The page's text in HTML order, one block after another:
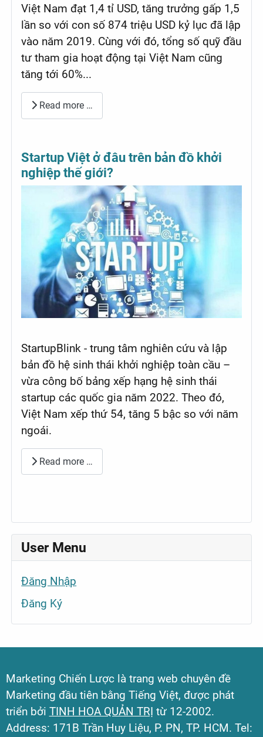
Việt Nam đạt 1,4 tỉ USD, tăng trưởng gấp 1,5
lần so với con số 874 triệu USD kỷ lục đã lập
vào năm 2019. Cùng với đó, tổng số quỹ đầu
tư tham gia hoạt động tại Việt Nam cũng
tăng tới 60%...
Read more …
Startup Việt ở đâu trên bản đồ khởi
nghiệp thế giới?
StartupBlink - trung tâm nghiên cứu và lập
bản đồ hệ sinh thái khởi nghiệp toàn cầu –
vừa công bố bảng xếp hạng hệ sinh thái
startup các quốc gia năm 2022. Theo đó,
Việt Nam xếp thứ 54, tăng 5 bậc so với năm
ngoái.
Read more …
User Menu
Đăng Nhập
Đăng Ký
Marketing Chiến Lược là trang web chuyên đề
Marketing đầu tiên bằng Tiếng Việt, được phát
triển bởi TINH HOA QUẢN TRỊ từ 12-2002.
Address: 171B Trần Huy Liệu, P. PN, TP. HCM. Tel: